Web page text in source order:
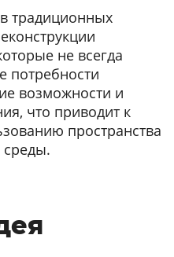
традиционных
не всегда
потребности
возможности и
что приводит к
пространства